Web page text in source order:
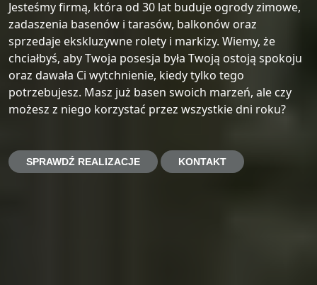
Jesteśmy firmą, która od 30 lat buduje ogrody zimowe,
zadaszenia basenów i tarasów, balkonów oraz
sprzedaje ekskluzywne rolety i markizy. Wiemy, że
chciałbyś, aby Twoja posesja była Twoją ostoją spokoju
oraz dawała Ci wytchnienie, kiedy tylko tego
potrzebujesz. Masz już basen swoich marzeń, ale czy
możesz z niego korzystać przez wszystkie dni roku?
SPRAWDŹ REALIZACJE KONTAKT